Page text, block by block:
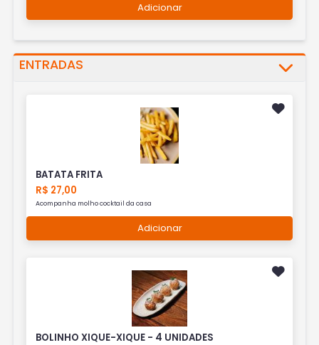
Adicionar
ENTRADAS
BATATA FRITA
R$ 27,00
Acompanha molho cocktail da casa
Adicionar
BOLINHO XIQUE-XIQUE - 4 UNIDADES